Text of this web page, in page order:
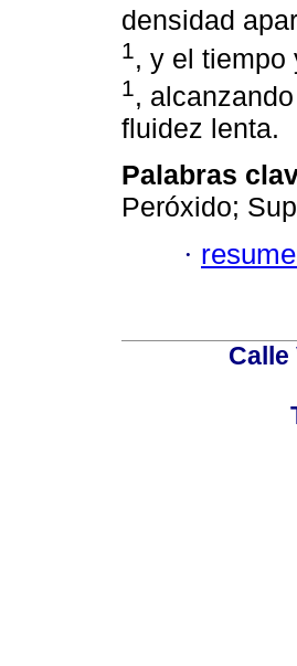
densidad
1 , y el tiempo
1,
fluidez lenta.
Palabras
Peróxido;
·
Calle